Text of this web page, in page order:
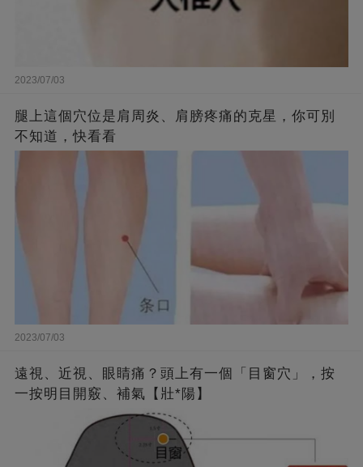
2023/07/03
腿上這個穴位是肩周炎、肩膀疼痛的克星，你可別
不知道，快看看
2023/07/03
遠視、近視、眼睛痛？頭上有一個「目窗穴」，按
一按明目開竅、補氣【壯*陽】